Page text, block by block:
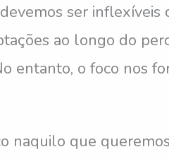
ser inflexíveis
ao longo do
entanto, o foco nos
naquilo que